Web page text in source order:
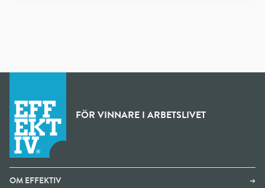
FÖR VINNARE I ARBETSLIVET
OM EFFEKTIV ➔